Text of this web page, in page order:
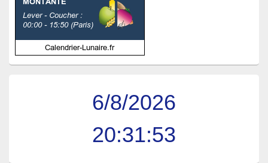
6/8/2026
20:31:53